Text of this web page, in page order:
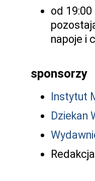
od
napoje i
sponsorzy
Instytut
Dziekan